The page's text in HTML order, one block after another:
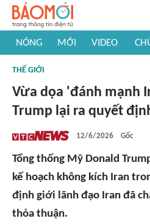
NÓNG MỚI VIDEO
#Khám phá thế giới
THẾ GIỚI
Vừa dọa 'đánh mạnh
Trump lại ra quyết
12/6/2026 Gốc
Tổng thống Mỹ Donald
kế hoạch không kích Iran
định giới lãnh đạo Iran đã
thỏa thuận.